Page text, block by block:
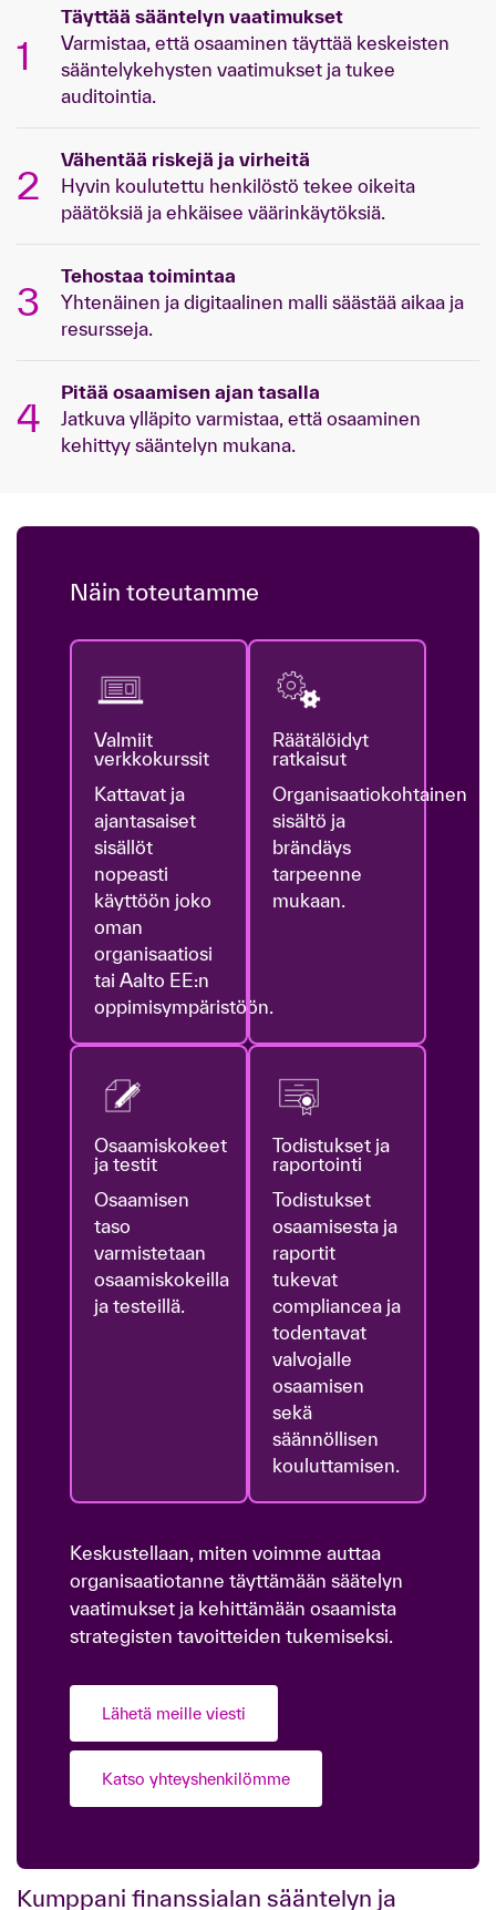
1
Täyttää sääntelyn vaatimukset
Varmistaa, että osaaminen täyttää keskeisten
sääntelykehysten vaatimukset ja tukee
auditointia.
2
Vähentää riskejä ja virheitä
Hyvin koulutettu henkilöstö tekee oikeita
päätöksiä ja ehkäisee väärinkäytöksiä.
3
Tehostaa toimintaa
Yhtenäinen ja digitaalinen malli säästää aikaa ja
resursseja.
4
Pitää osaamisen ajan tasalla
Jatkuva ylläpito varmistaa, että osaaminen
kehittyy sääntelyn mukana.
Näin toteutamme
Valmiit
verkkokurssit
Kattavat ja
ajantasaiset
sisällöt
nopeasti
käyttöön joko
oman
organisaatiosi
tai Aalto EE:n
oppimisympäristöön.
Räätälöidyt
ratkaisut
Organisaatiokohtainen
sisältö ja
brändäys
tarpeenne
mukaan.
Osaamiskokeet
ja testit
Osaamisen
taso
varmistetaan
osaamiskokeilla
ja testeillä.
Todistukset ja
raportointi
Todistukset
osaamisesta ja
raportit
tukevat
compliancea ja
todentavat
valvojalle
osaamisen
sekä
säännöllisen
kouluttamisen.
Keskustellaan, miten voimme auttaa
organisaatiotanne täyttämään säätelyn
vaatimukset ja kehittämään osaamista
strategisten tavoitteiden tukemiseksi.
Lähetä meille viesti
Katso yhteyshenkilömme
Kumppani finanssialan sääntelyn ja